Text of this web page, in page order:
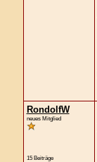
RondolfW
neues Mitglied
15 Beiträge